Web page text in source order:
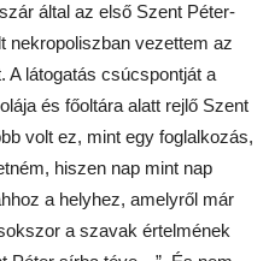
által az első Szent Péter-
nekropoliszban vezettem az
A látogatás csúcspontját a
és főoltára alatt rejlő Szent
volt ez, mint egy foglalkozás,
hiszen nap mint nap
a helyhez, amelyről már
a szavak értelmének